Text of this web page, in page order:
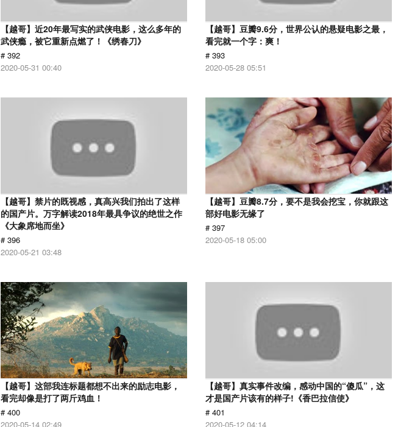
【越哥】近20年最写实的武侠电影，这么多年的
武侠瘾，被它重新点燃了！《绣春刀》
# 392
2020-05-31 00:40
【越哥】豆瓣9.6分，世界公认的悬疑电影之最，
看完就一个字：爽！
# 393
2020-05-28 05:51
【越哥】禁片的既视感，真高兴我们拍出了这样
的国产片。万字解读2018年最具争议的绝世之作
《大象席地而坐》
# 396
2020-05-21 03:48
【越哥】豆瓣8.7分，要不是我会挖宝，你就跟这
部好电影无缘了
# 397
2020-05-18 05:00
【越哥】这部我连标题都想不出来的励志电影，
看完却像是打了两斤鸡血！
# 400
2020-05-14 02:49
【越哥】真实事件改编，感动中国的“傻瓜”，这
才是国产片该有的样子!《香巴拉信使》
# 401
2020-05-12 04:14